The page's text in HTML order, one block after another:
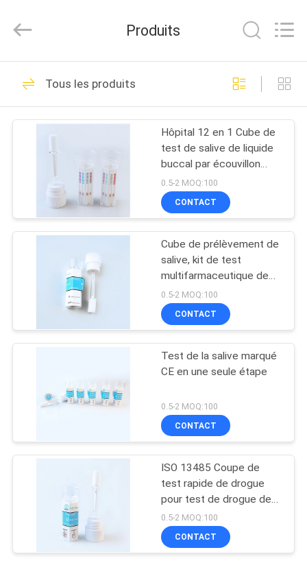
MAISON
PRODUITS
SUJET
NOUS
D'USINE
CONTRÔLE
QUALITÉ
NOUS
NOUVELLES
DEMANDEZ
Guangzhou
Decheng
All
Reserved.
Kit d'essai de hCG
de Digital
60
Kit d'essai de main
gauche de Digital
12
Kit d'essai de DOA
11
Système
Produits
Tous les produits
Hôpital 12 en 1 Cube de
test de salive de liquide
buccal par écouvillon
buccal
0.5-2 MOQ:100
CONTACT
Cube de prélèvement de
salive, kit de test
multifarmaceutique de
liquide oral 2 à 12 articles
0.5-2 MOQ:100
CONTACT
Test de la salive marqué
CE en une seule étape
0.5-2 MOQ:100
CONTACT
ISO 13485 Coupe de
test rapide de drogue
pour test de drogue de
salive orale 12 en 1
0.5-2 MOQ:100
CONTACT